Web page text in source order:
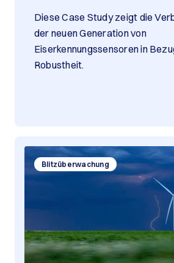
Diese Case Study zeigt die
der neuen Generation von
Eiserkennungssensoren in
Robustheit.
Blitzüberwachung